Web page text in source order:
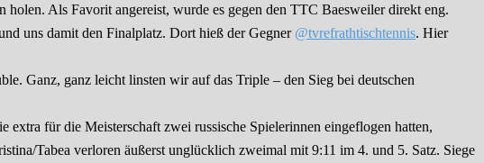
holen. Als Favorit angereist, wurde es gegen den TTC Baesweiler direkt eng.
uns damit den Finalplatz. Dort hieß der Gegner @tvrefrathtischtennis. Hier
Ganz, ganz leicht linsten wir auf das Triple – den Sieg bei deutschen
für die Meisterschaft zwei russische Spielerinnen eingeflogen hatten,
Tabea verloren äußerst unglücklich zweimal mit 9:11 im 4. und 5. Satz. Siege